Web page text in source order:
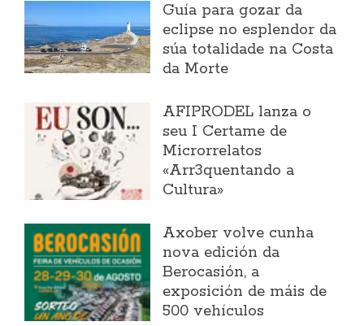
Guía para gozar da
eclipse no esplendor da
súa totalidade na Costa
da Morte
AFIPRODEL lanza o
seu I Certame de
Microrrelatos
«Arr3quentando a
Cultura»
Axober volve cunha
nova edición da
Berocasión, a
exposición de máis de
500 vehículos